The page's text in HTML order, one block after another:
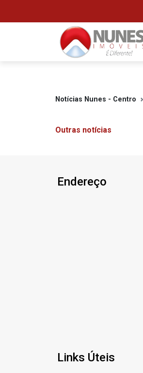
Notícias Nunes - Centro
Outras notícias
Endereço
Links Úteis